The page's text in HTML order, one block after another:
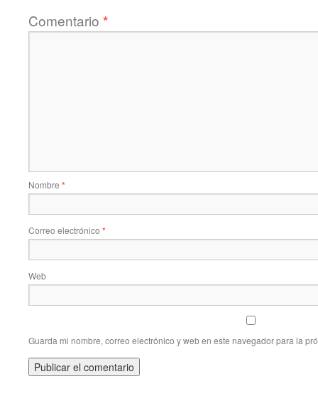
Comentario *
Nombre *
Correo electrónico *
Web
Guarda mi nombre, correo electrónico y web en este navegador para la